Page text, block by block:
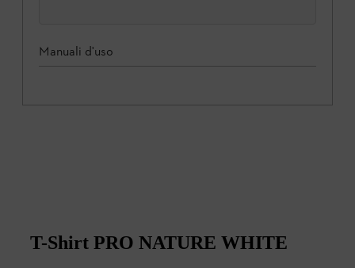
Manuali d'uso
T-Shirt PRO NATURE WHITE